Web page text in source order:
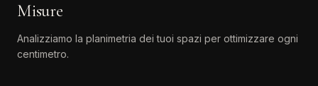
Misure
Analizziamo la planimetria dei tuoi spazi per ottimizzare ogni
centimetro.